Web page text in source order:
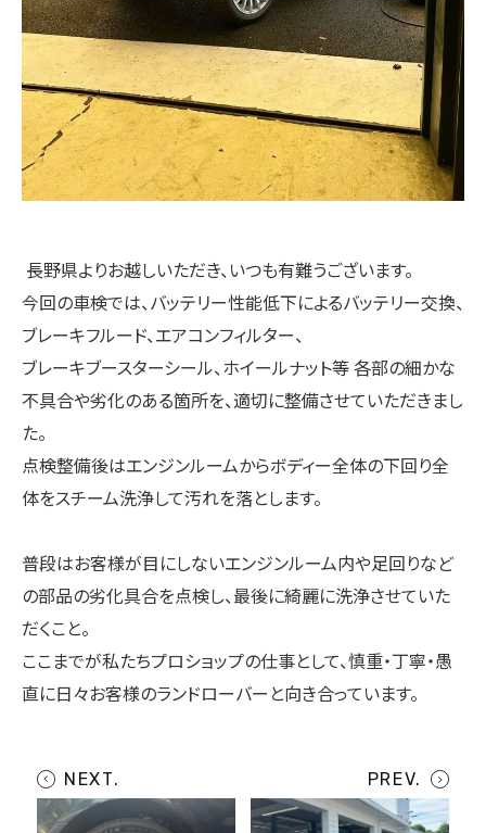
長野県よりお越しいただき、いつも有難うございます。
今回の車検では、バッテリー性能低下によるバッテリー交換、
ブレーキフルード、エアコンフィルター、
ブレーキブースターシール、ホイールナット等 各部の細かな
不具合や劣化のある箇所を、適切に整備させていただきまし
た。
点検整備後はエンジンルームからボディー全体の下回り全
体をスチーム洗浄して汚れを落とします。
普段はお客様が目にしないエンジンルーム内や足回りなど
の部品の劣化具合を点検し、最後に綺麗に洗浄させていた
だくこと。
ここまでが私たちプロショップの仕事として、慎重・丁寧・愚
直に日々お客様のランドローバーと向き合っています。